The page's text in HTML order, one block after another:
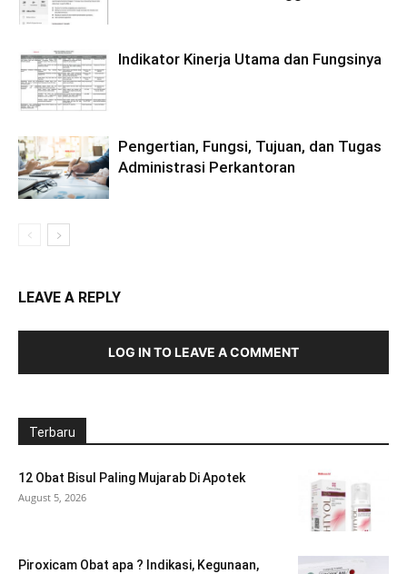
Indikator Kinerja Utama dan Fungsinya
Pengertian, Fungsi, Tujuan, dan Tugas
Administrasi Perkantoran
LEAVE A REPLY
LOG IN TO LEAVE A COMMENT
Terbaru
12 Obat Bisul Paling Mujarab Di Apotek
August 5, 2026
Piroxicam Obat apa ? Indikasi, Kegunaan,